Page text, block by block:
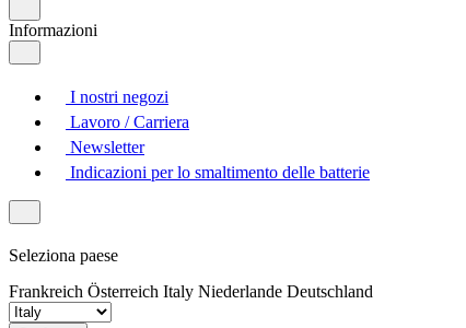
Informazioni
I nostri negozi
Lavoro / Carriera
Newsletter
Indicazioni per lo smaltimento delle batterie
Seleziona paese
Frankreich Österreich Italy Niederlande Deutschland